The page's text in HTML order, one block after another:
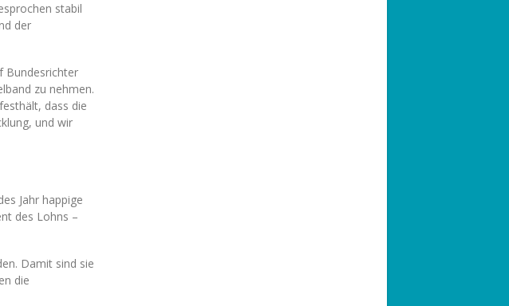
stabil
der
Bundesrichter
zu nehmen.
dass die
und wir
Jahr happige
des Lohns –
Damit sind sie
die